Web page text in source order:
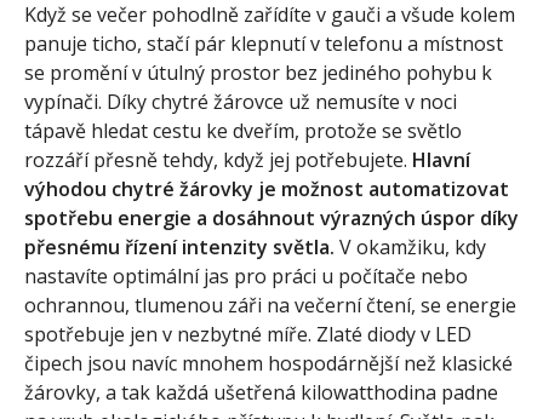
Když se večer pohodlně zařídíte v gauči a všude kolem
panuje ticho, stačí pár klepnutí v telefonu a místnost
se promění v útulný prostor bez jediného pohybu k
vypínači. Díky chytré žárovce už nemusíte v noci
tápavě hledat cestu ke dveřím, protože se světlo
rozzáří přesně tehdy, když jej potřebujete. Hlavní
výhodou chytré žárovky je možnost automatizovat
spotřebu energie a dosáhnout výrazných úspor díky
přesnému řízení intenzity světla. V okamžiku, kdy
nastavíte optimální jas pro práci u počítače nebo
ochrannou, tlumenou záři na večerní čtení, se energie
spotřebuje jen v nezbytné míře. Zlaté diody v LED
čipech jsou navíc mnohem hospodárnější než klasické
žárovky, a tak každá ušetřená kilowatthodina padne